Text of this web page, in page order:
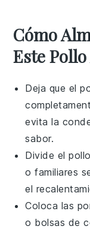
Cómo
Este
Deja que el
evita la
sabor.
Divide el
o familiares
el
Coloca las
o bolsas de